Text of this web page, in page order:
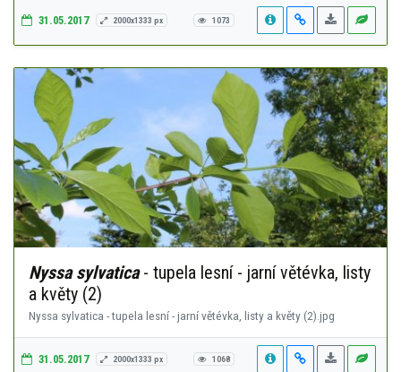
31.05.2017 2000x1333 px 1073
Nyssa sylvatica- tupela lesní - jarní větévka, listy
a květy (2)
Nyssa sylvatica - tupela lesní - jarní větévka, listy a květy (2).jpg
31.05.2017 2000x1333 px 1068